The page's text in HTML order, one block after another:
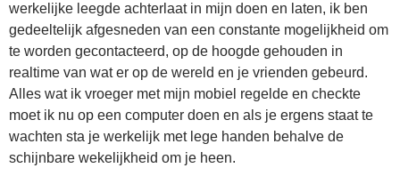
werkelijke leegde achterlaat in mijn doen en laten, ik ben
gedeeltelijk afgesneden van een constante mogelijkheid om
te worden gecontacteerd, op de hoogde gehouden in
realtime van wat er op de wereld en je vrienden gebeurd.
Alles wat ik vroeger met mijn mobiel regelde en checkte
moet ik nu op een computer doen en als je ergens staat te
wachten sta je werkelijk met lege handen behalve de
schijnbare wekelijkheid om je heen.